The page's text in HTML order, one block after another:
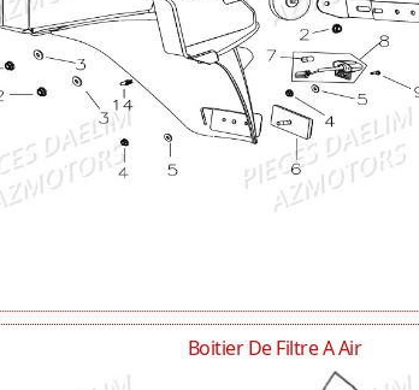
Boitier De Filtre A Air